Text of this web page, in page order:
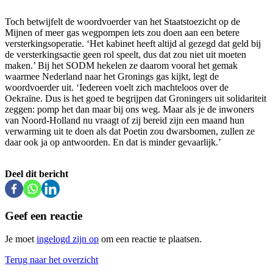
Toch betwijfelt de woordvoerder van het Staatstoezicht op de
Mijnen of meer gas wegpompen iets zou doen aan een betere
versterkingsoperatie. ‘Het kabinet heeft altijd al gezegd dat geld bij
de versterkingsactie geen rol speelt, dus dat zou niet uit moeten
maken.’ Bij het SODM hekelen ze daarom vooral het gemak
waarmee Nederland naar het Gronings gas kijkt, legt de
woordvoerder uit. ‘Iedereen voelt zich machteloos over de
Oekraïne. Dus is het goed te begrijpen dat Groningers uit solidariteit
zeggen: pomp het dan maar bij ons weg. Maar als je de inwoners
van Noord-Holland nu vraagt of zij bereid zijn een maand hun
verwarming uit te doen als dat Poetin zou dwarsbomen, zullen ze
daar ook ja op antwoorden. En dat is minder gevaarlijk.’
Deel dit bericht
Geef een reactie
Je moetingelogd zijn op om een reactie te plaatsen.
Terug naar het overzicht